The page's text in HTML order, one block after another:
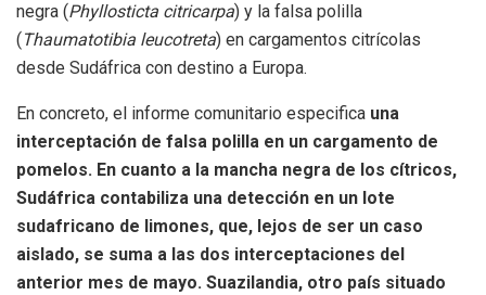
negra (Phyllosticta citricarpa) y la falsa polilla
( Thaumatotibia leucotreta) en cargamentos citrícolas
desde Sudáfrica con destino a Europa.
En concreto, el informe comunitario especifica una
interceptación de falsa polilla en un cargamento de
pomelos. En cuanto a la mancha negra de los cítricos,
Sudáfrica contabiliza una detección en un lote
sudafricano de limones, que, lejos de ser un caso
aislado, se suma a las dos interceptaciones del
anterior mes de mayo. Suazilandia, otro país situado